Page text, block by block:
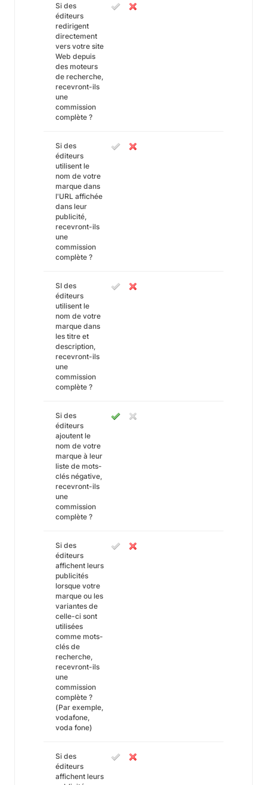
Si des
éditeurs
redirigent
directement
vers votre site
Web depuis
des moteurs
de recherche,
recevront-ils
une
commission
complète ?
Si des
éditeurs
utilisent le
nom de votre
marque dans
l'URL affichée
dans leur
publicité,
recevront-ils
une
commission
complète ?
SI des
éditeurs
utilisent le
nom de votre
marque dans
les titre et
description,
recevront-ils
une
commission
complète ?
Si des
éditeurs
ajoutent le
nom de votre
marque à leur
liste de mots-
clés négative,
recevront-ils
une
commission
complète ?
Si des
éditeurs
affichent leurs
publicités
lorsque votre
marque ou les
variantes de
celle-ci sont
utilisées
comme mots-
clés de
recherche,
recevront-ils
une
commission
complète ?
(Par exemple,
vodafone,
voda fone)
Si des
éditeurs
affichent leurs